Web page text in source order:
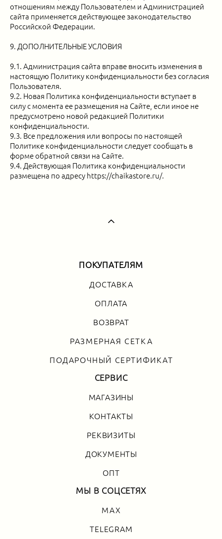
отношениям между Пользователем и Администрацией
сайта применяется действующее законодательство
Российской Федерации.
9. ДОПОЛНИТЕЛЬНЫЕ УСЛОВИЯ
9.1. Администрация сайта вправе вносить изменения в
настоящую Политику конфиденциальности без согласия
Пользователя.
9.2. Новая Политика конфиденциальности вступает в
силу с момента ее размещения на Сайте, если иное не
предусмотрено новой редакцией Политики
конфиденциальности.
9.3. Все предложения или вопросы по настоящей
Политике конфиденциальности следует сообщать в
форме обратной связи на Сайте.
9.4. Действующая Политика конфиденциальности
размещена по адресу https://chaikastore.ru/.
ПОКУПАТЕЛЯМ
ДОСТАВКА
ОПЛАТА
ВОЗВРАТ
РАЗМЕРНАЯ СЕТКА
ПОДАРОЧНЫЙ СЕРТИФИКАТ
СЕРВИС
МАГАЗИНЫ
КОНТАКТЫ
РЕКВИЗИТЫ
ДОКУМЕНТЫ
ОПТ
МЫ В СОЦСЕТЯХ
MAX
TELEGRAM